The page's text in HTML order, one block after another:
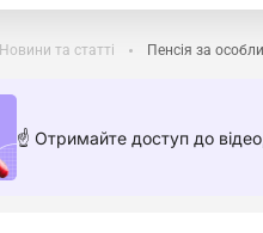
Новини та статті Пенсія за
☝️ Отримайте доступ до